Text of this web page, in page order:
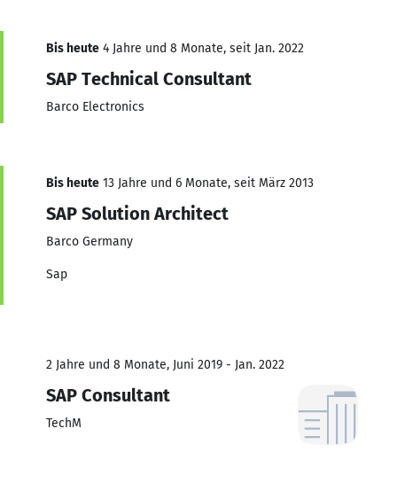
Bis heute 4 Jahre und 8 Monate, seit Jan. 2022
SAP Technical Consultant
Barco Electronics
Bis heute 13 Jahre und 6 Monate, seit März 2013
SAP Solution Architect
Barco Germany
Sap
2 Jahre und 8 Monate, Juni 2019 - Jan. 2022
SAP Consultant
TechM